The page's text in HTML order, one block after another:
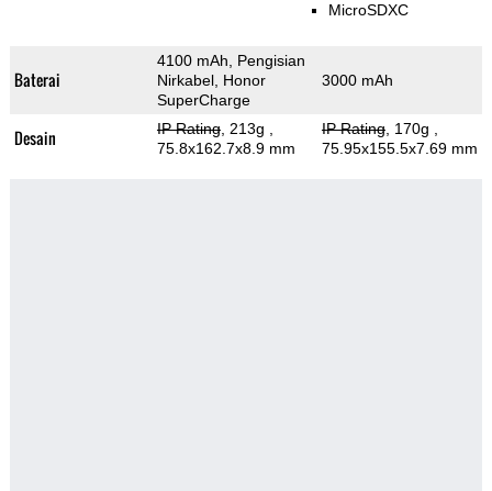
MicroSDXC
Baterai
4100 mAh, Pengisian
Nirkabel, Honor
SuperCharge
3000 mAh
Desain IP Rating, 213g
75.8x162.7x8.9 mm
IP Rating, 170g
75.95x155.5x7.69 mm